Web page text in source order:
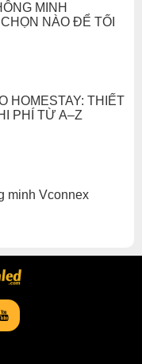
MINH
NÀO ĐỂ TỐI
HOMESTAY: THIẾT
PHÍ TỪ A–Z
minh Vconnex